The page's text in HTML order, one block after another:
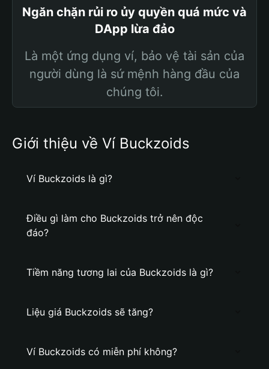
Ngăn chặn rủi ro ủy quyền quá mức và
DApp lừa đảo
Là một ứng dụng ví, bảo vệ tài sản của
người dùng là sứ mệnh hàng đầu của
chúng tôi.
Giới thiệu về Ví Buckzoids
Ví Buckzoids là gì?
Điều gì làm cho Buckzoids trở nên độc
đáo?
Tiềm năng tương lai của Buckzoids là gì?
Liệu giá Buckzoids sẽ tăng?
Ví Buckzoids có miễn phí không?